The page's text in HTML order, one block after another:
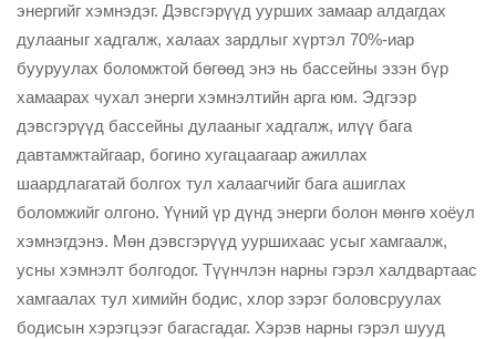
энергийг хэмнэдэг. Дэвсгэрүүд уурших замаар алдагдах
дулааныг хадгалж, халаах зардлыг хүртэл 70%-иар
бууруулах боломжтой бөгөөд энэ нь бассейны эзэн бүр
хамаарах чухал энерги хэмнэлтийн арга юм. Эдгээр
дэвсгэрүүд бассейны дулааныг хадгалж, илүү бага
давтамжтайгаар, богино хугацаагаар ажиллах
шаардлагатай болгох тул халаагчийг бага ашиглах
боломжийг олгоно. Үүний үр дүнд энерги болон мөнгө хоёул
хэмнэгдэнэ. Мөн дэвсгэрүүд ууршихаас усыг хамгаалж,
усны хэмнэлт болгодог. Түүнчлэн нарны гэрэл халдвартаас
хамгаалах тул химийн бодис, хлор зэрэг боловсруулах
бодисын хэрэгцээг багасгадаг. Хэрэв нарны гэрэл шууд